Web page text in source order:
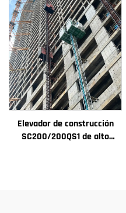
engranajes, motor de
engranaje, rodamiento
Elevador de construcción
SC200/200QS1 de alto